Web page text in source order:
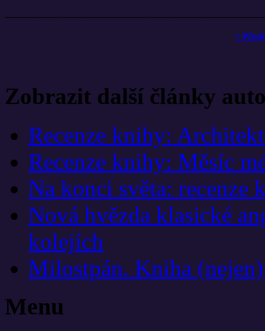
<
Zobrazit další články
Recenze knihy:
Recenze knihy: Měsíc
Na konci světa: recenze
Nová hvězda klasické
kolejích
Milostpán. Kniha
Menu